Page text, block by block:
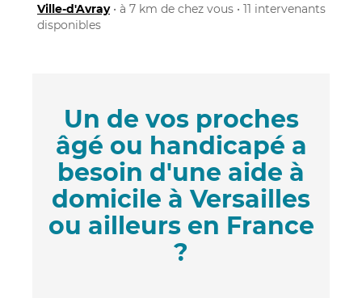
Ville-d'Avray• à 7 km de chez vous • 11 intervenants
disponibles
Un de vos proches
âgé ou handicapé a
besoin d'une aide à
domicile à Versailles
ou ailleurs en France
?